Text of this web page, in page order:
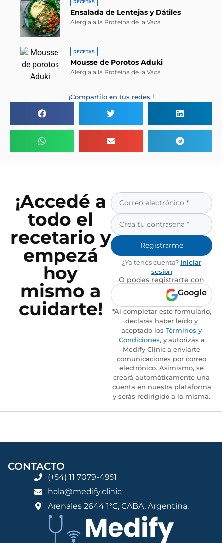
RECETAS
Ensalada de Lentejas y Dátiles
Alergia a la Proteína de la Vaca
RECETAS
Mousse de Porotos Aduki
Alergia a la Proteína de la Vaca
¡Compartilo en tus redes !
¡Accedé a
todo el
recetario y
empezá
hoy
mismo a
cuidarte!
Registrarme
¿Ya tenés cuenta? Iniciar
sesión
O podes registrarte con
Google
*Al completar este formulario,
declarás haber leído y
aceptado los Términos y
Condiciones, y autorizás a
Medify Clinic a enviarte
comunicaciones por correo
electrónico. Asimismo, se
creará automáticamente una
cuenta en nuestra plataforma
y serás redirigido a la misma.
CONTACTO
(+54) 11 7079-4951
hola@medify.clinic
Arenales 2644 1°C, CABA, Argentina.